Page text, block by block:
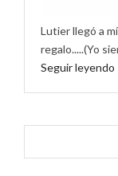
Lutier llegó a
regalo.....(Yo
Seguir leyendo